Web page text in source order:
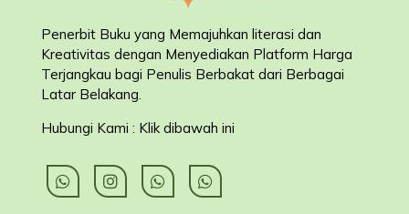
Penerbit Buku yang Memajuhkan literasi dan
Kreativitas dengan Menyediakan Platform Harga
Terjangkau bagi Penulis Berbakat dari Berbagai
Latar Belakang
Hubungi Kami : Klik dibawah ini